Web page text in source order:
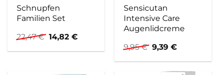
Schnupfen
Familien Set
22,47€ Ursprünglicher
Preis
war:
14,82€Aktueller
ist:
Sensicutan
Intensive Care
Augenlidcreme
9,95€ Ursprünglicher
Preis
war:
9,95 €
9,39€Aktueller
ist:
9,39 €.